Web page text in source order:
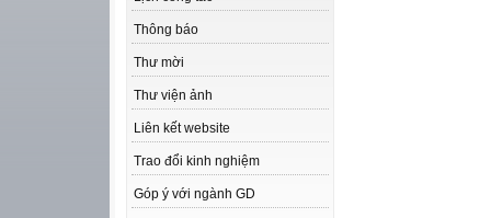
Thông báo
Thư mời
Thư viện ảnh
Liên kết website
Trao đổi kinh nghiệm
Góp ý với ngành GD